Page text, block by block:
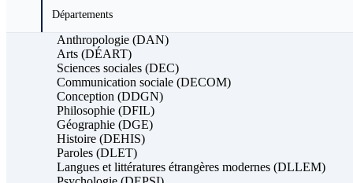
Départements
Anthropologie (DAN)
Arts (DÉART)
Sciences sociales (DEC)
Communication sociale (DECOM)
Conception (DDGN)
Philosophie (DFIL)
Géographie (DGE)
Histoire (DEHIS)
Paroles (DLET)
Langues et littératures étrangères modernes (DLLEM)